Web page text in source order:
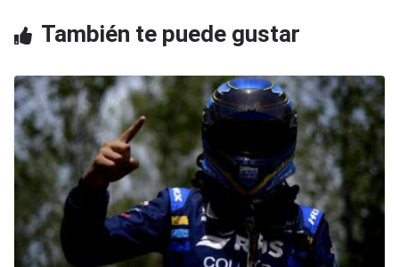
o p
También te puede gustar